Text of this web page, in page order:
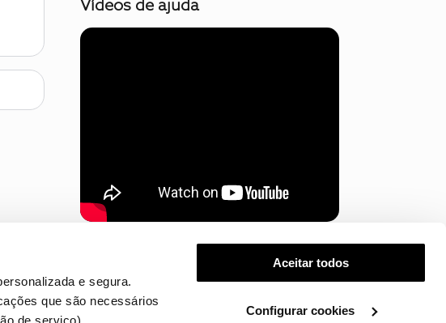
e segura.
que são necessários
Aceitar todos
Configurar cookies
Vídeos de ajuda